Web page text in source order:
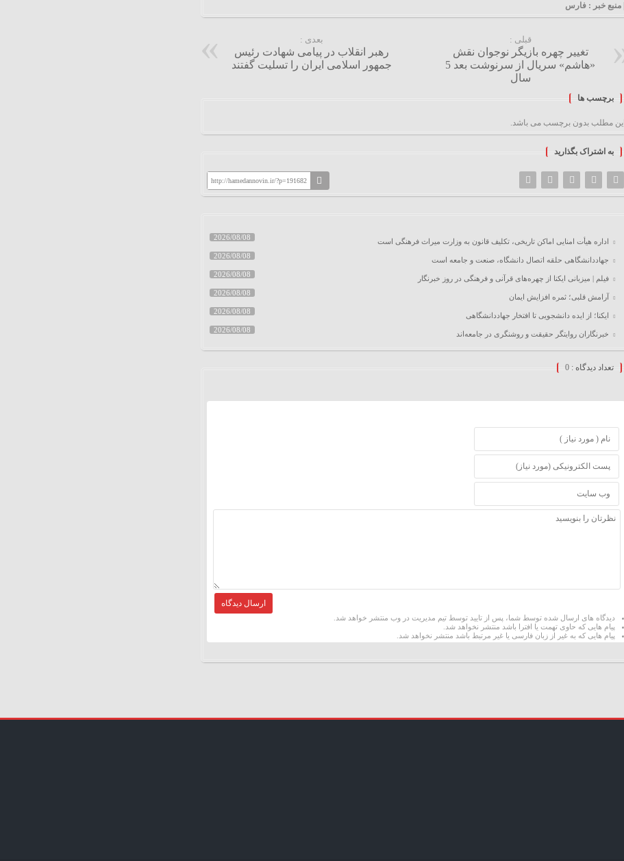
| منبع خبر : فارس
بعدی :
رهبر انقلاب در پیامی شهادت رئیس
جمهور اسلامی ایران را تسلیت گفتند
قبلی :
تغییر چهره بازیگر نوجوان نقش
«هاشم» سریال از سرنوشت بعد 5
سال
برچسب ها
این مطلب بدون برچسب می باشد.
به اشتراک بگذارید
http://hamedannovin.ir/?p=191682
اداره هیأت امنایی اماکن تاریخی، تکلیف قانون به وزارت میراث فرهنگی است 2026/08/08
جهاددانشگاهی حلقه اتصال دانشگاه، صنعت و جامعه است 2026/08/08
فیلم | میزبانی ایکنا از چهره‌های قرآنی و فرهنگی در روز خبرنگار 2026/08/08
آرامش قلبی؛ ثمره افزایش ایمان 2026/08/08
ایکنا؛ از ایده دانشجویی تا افتخار جهاددانشگاهی 2026/08/08
خبرنگاران روایتگر حقیقت و روشنگری در جامعه‌اند 2026/08/08
تعداد دیدگاه : 0
دیدگاه های ارسال شده توسط شما، پس از تایید توسط تیم مدیریت در وب منتشر خواهد شد.
پیام هایی که حاوی تهمت یا افترا باشد منتشر نخواهد شد.
پیام هایی که به غیر از زبان فارسی یا غیر مرتبط باشد منتشر نخواهد شد.